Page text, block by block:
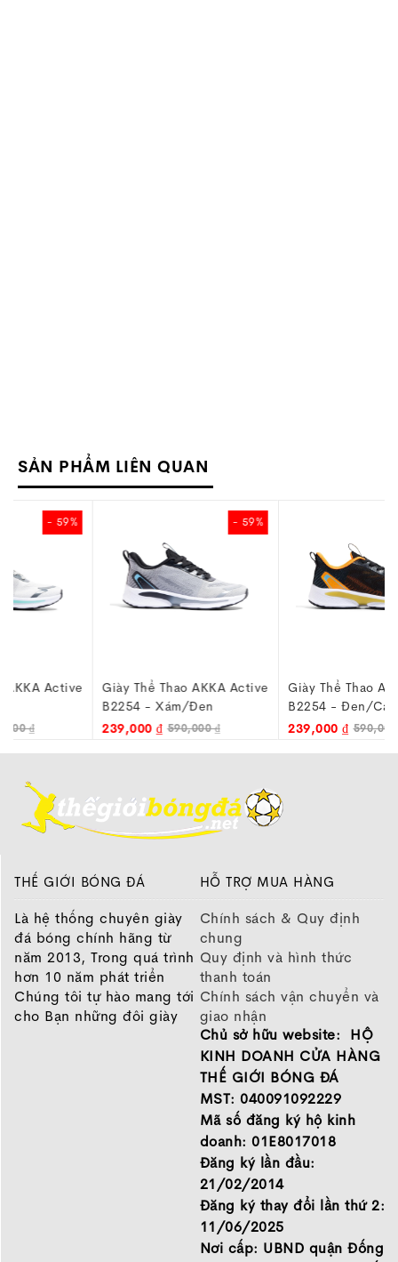
SẢN PHẨM LIÊN QUAN
Giày Thể Thao AKKA Active
B2254 - Xám/Đen
239,000 ₫
590,000 ₫
Giày Thể Thao AKKA Active
B2254 - Đen/Cam
239,000 ₫
590,000 ₫
THẾ GIỚI BÓNG ĐÁ
Là hệ thống chuyên giày
đá bóng chính hãng từ
năm 2013, Trong quá trình
hơn 10 năm phát triển
Chúng tôi tự hào mang tới
cho Bạn những đôi giày
HỖ TRỢ MUA HÀNG
Chính sách & Quy định
chung
Quy định và hình thức
thanh toán
Chính sách vận chuyển và
giao nhận
Chính sách bảo hành
Chính sách bảo mật thông
tin
Chủ sở hữu website: HỘ
KINH DOANH CỬA HÀNG
THẾ GIỚI BÓNG ĐÁ
MST: 040091092229
Mã số đăng ký hộ kinh
doanh: 01E8017018
Đăng ký lần đầu:
21/02/2014
Đăng ký thay đổi lần thứ 2:
11/06/2025
Nơi cấp: UBND quận Đống